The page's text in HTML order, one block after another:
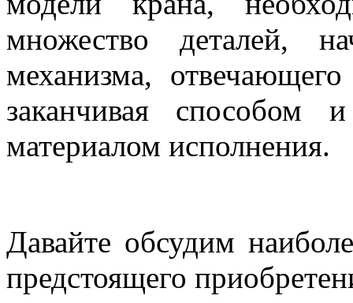
множество деталей,
механизма,
заканчивая способом
материалом исполнения.
Давайте обсудим
предстоящего